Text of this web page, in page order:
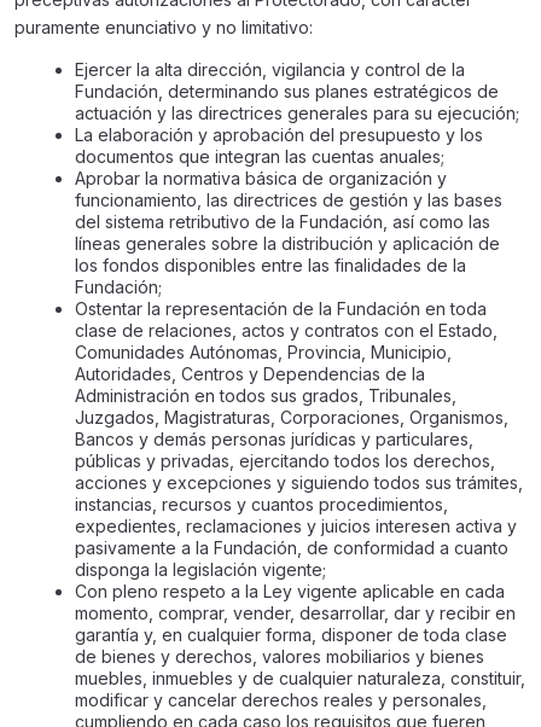
puramente enunciativo y no limitativo:
Ejercer la alta dirección, vigilancia y control de la
Fundación, determinando sus planes estratégicos de
actuación y las directrices generales para su ejecución;
La elaboración y aprobación del presupuesto y los
documentos que integran las cuentas anuales;
Aprobar la normativa básica de organización y
funcionamiento, las directrices de gestión y las bases
del sistema retributivo de la Fundación, así como las
líneas generales sobre la distribución y aplicación de
los fondos disponibles entre las finalidades de la
Fundación;
Ostentar la representación de la Fundación en toda
clase de relaciones, actos y contratos con el Estado,
Comunidades Autónomas, Provincia, Municipio,
Autoridades, Centros y Dependencias de la
Administración en todos sus grados, Tribunales,
Juzgados, Magistraturas, Corporaciones, Organismos,
Bancos y demás personas jurídicas y particulares,
públicas y privadas, ejercitando todos los derechos,
acciones y excepciones y siguiendo todos sus trámites,
instancias, recursos y cuantos procedimientos,
expedientes, reclamaciones y juicios interesen activa y
pasivamente a la Fundación, de conformidad a cuanto
disponga la legislación vigente;
Con pleno respeto a la Ley vigente aplicable en cada
momento, comprar, vender, desarrollar, dar y recibir en
garantía y, en cualquier forma, disponer de toda clase
de bienes y derechos, valores mobiliarios y bienes
muebles, inmuebles y de cualquier naturaleza, constituir,
modificar y cancelar derechos reales y personales,
cumpliendo en cada caso los requisitos que fueren